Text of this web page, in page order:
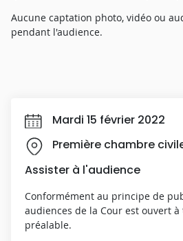
Aucune captation photo, vidéo ou
pendant l'audience.
Mardi 15 février 2022
Première chambre
Assister à l'audience
Conformément au principe de
audiences de la Cour est ouvert
préalable.